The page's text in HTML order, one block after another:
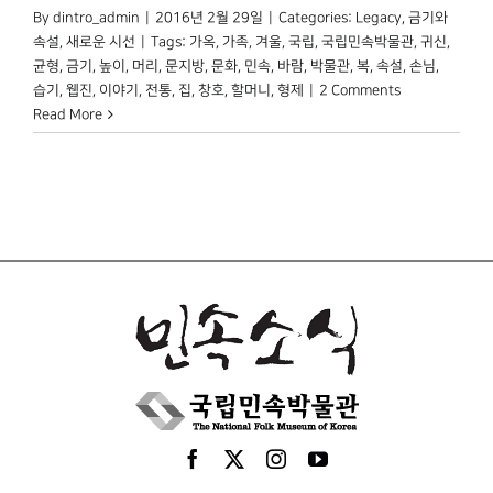
By dintro_admin 2016년 2월 29일 Categories: Legacy, 금기와
속설, 새로운 시선 Tags: 가옥, 가족, 겨울, 국립, 국립민속박물관, 귀신,
균형, 금기 , 높이 , 머리 , 문지방, 문화, 민속, 바람, 박물관, 복, 속설, 손님,
습기 , 웹진, 이야기 , 전통, 집, 창호, 할머니 , 형제
2 Comments
Read More